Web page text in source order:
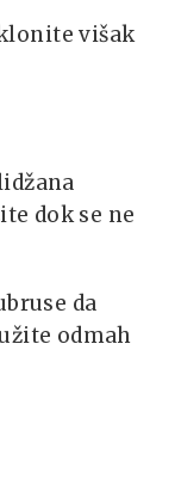
višak
dok se ne
da
odmah